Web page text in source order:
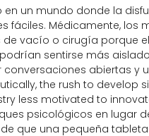
un mundo donde la
fáciles. Médicamente, los
vacío o cirugía porque
sentirse más
abiertas y
the rush to develop
less motivated to
psicológicos en lugar
que una pequeña